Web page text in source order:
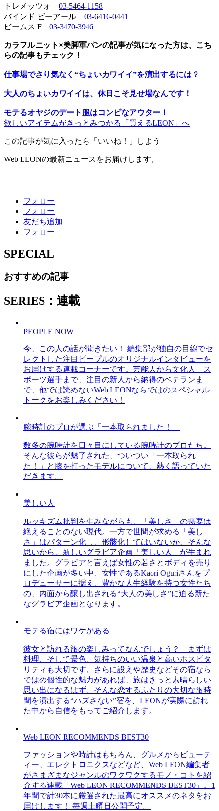
トレメッツォ 03-5464-1158
バインド ピーアール 03-6416-0441
ビームス F 03-3470-3946
カラフルニット×美脚軍パンの記事が気になった方は、こち
らの記事もチェック！
仕事場でさり気なく“ちょいカワイイ”を演出するには？
大人のちょいカワイイは、休日こそ見せ場なんです！
モテるオヤジのデート服はコンビなアウター！
欲しいアイテムがきっとみつかる「買えるLEON」へ
この記事が気に入ったら「いいね！」しよう
Web LEONの最新ニュースをお届けします。
フォロー
フォロー
友だち追加
フォロー
SPECIAL
おすすめの記事
SERIES：連載
PEOPLE NOW
今、この人の話が聞きたい！ 編集部が独自の目線でセ
レクトした注目ピープルのオリジナルインタビューを
お届けする連載コーナーです。芸能人から文化人、ス
ポーツ選手まで、注目の新人から納得のベテランま
で、他では読めないWeb LEONならではのスペシャル
トークをお楽しみください！
腕時計のプロが選ぶ「一本取られました！」
数多の腕時計を日々目にしている腕時計のプロたち。
そんな彼らが魅了された、ついつい「一本取られ
た！」と膝を打ったモデルについて、熱く語っていた
だきます。
美しい人
ルッキズム批判を生みながらも、「美しさ」の需要は
絶えることのない現代。一方で世間が求める「美し
さ」はパターン化し、形骸化してはいないか、そんな
思いから、新しいグラビア企画「美しい人」が生まれ
ました。グラビアと言えば女性の若さとボディを売り
にした企画が多い中、女性であるKaori Oguriさんをプ
ロデューサーに据え、豊かな人生経験を持つ女性たち
の、内面から醸し出される“大人の美しさ”に迫る新た
なグラビア企画となります。
モテる宿にはワケがある
彼女と訪れる旅の楽しみってなんでしょう？ まずは
料理、そして景色。気持ちのいい温泉と高いホスピタ
リティも大切です。さらに設えや歴史などその宿なら
ではの個性的な魅力があれば、旅はきっと素晴らしい
思い出になるはず。そんな恋するふたりの大切な旅時
間を演出する“ハズさない”宿を、LEONが実際に訪れ
た中から自信をもってご紹介します。
Web LEON RECOMMENDS BEST30
ファッションや時計はもちろん、グルメからビューテ
ィー、エレクトロニクスなどなど、Web LEON編集者
がさまざまなジャンルのワクワクするモノ・コトを紹
介する連載「Web LEON RECOMMENDS BEST30」。1
年間で計30本に厳選された最高にオススメのネタをお
届けします！ 毎週土曜日公開予定。